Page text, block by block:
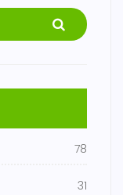
78
31